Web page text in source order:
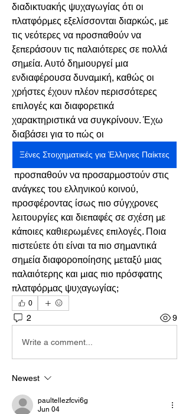
διαδικτυακής ψυχαγωγίας ότι οι
πλατφόρμες εξελίσσονται διαρκώς, με
τις νεότερες να προσπαθούν να
ξεπεράσουν τις παλαιότερες σε πολλά
σημεία. Αυτό δημιουργεί μια
ενδιαφέρουσα δυναμική, καθώς οι
χρήστες έχουν πλέον περισσότερες
επιλογές και διαφορετικά
χαρακτηριστικά να συγκρίνουν. Έχω
διαβάσει για το πώς οι
Ξένες Στοιχηματικές για Έλληνες Παίκτες
ανάγκες του ελληνικού κοινού,
προσφέροντας ίσως πιο σύγχρονες
λειτουργίες και διεπαφές σε σχέση με
κάποιες καθιερωμένες επιλογές. Ποια
πιστεύετε ότι είναι τα πιο σημαντικά
σημεία διαφοροποίησης μεταξύ μιας
παλαιότερης και μιας πιο πρόσφατης
πλατφόρμας ψυχαγωγίας;
0
2 9
Write a comment...
Newest
paultellezfcvi6g
Jun 04